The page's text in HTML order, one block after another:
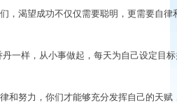
，渴望成功不仅仅需要聪明，更需要自律
丹一样，从小事做起，每天为自己设定目
和努力，你们才能够充分发挥自己的天赋